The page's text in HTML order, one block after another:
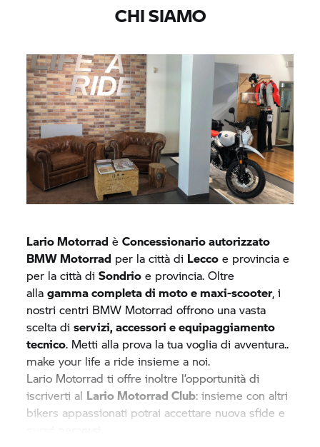
CHI SIAMO
Lario Motorrad èConcessionario autorizzato
BMW Motorrad per la città di Lecco e provincia e
per la città diSondrio e provincia. Oltre
allagamma completa di moto e maxi-scooter, i
nostri centri BMW Motorrad offrono una vasta
scelta diservizi, accessori e equipaggiamento
tecnico. Metti alla prova la tua voglia di avventura..
make your life a ride insieme a noi.
Lario Motorrad ti offre inoltre l’opportunità di
iscriverti al Lario Motorrad Club: insieme con altri
bikers appassionati potrai accettare nuova sfide e